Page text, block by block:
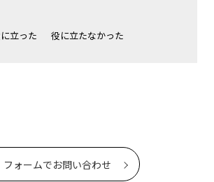
立った 役に立たなかった
フォームでお問い合わせ